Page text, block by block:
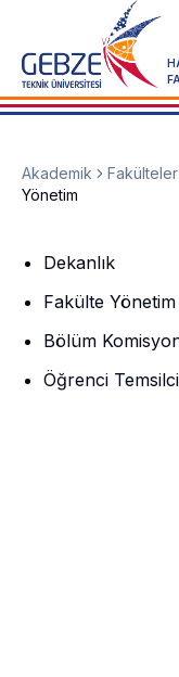
Akademik Fakülteler
Yönetim
Dekanlık
Fakülte
Bölüm
Öğrenci